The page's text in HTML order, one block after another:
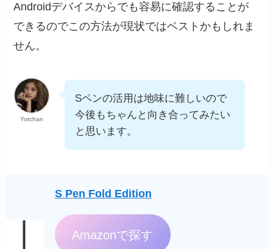
Androidデバイスからでも容易に確認することが
できるのでこの方法が現状ではベストかもしれま
せん。
Yotchan
Sペンの活用は地味に難しいので
今後もちゃんと向き合ってみたい
と思います。
S Pen Fold Edition
Amazonで探す